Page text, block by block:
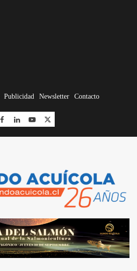
Publicidad Newsletter Contacto